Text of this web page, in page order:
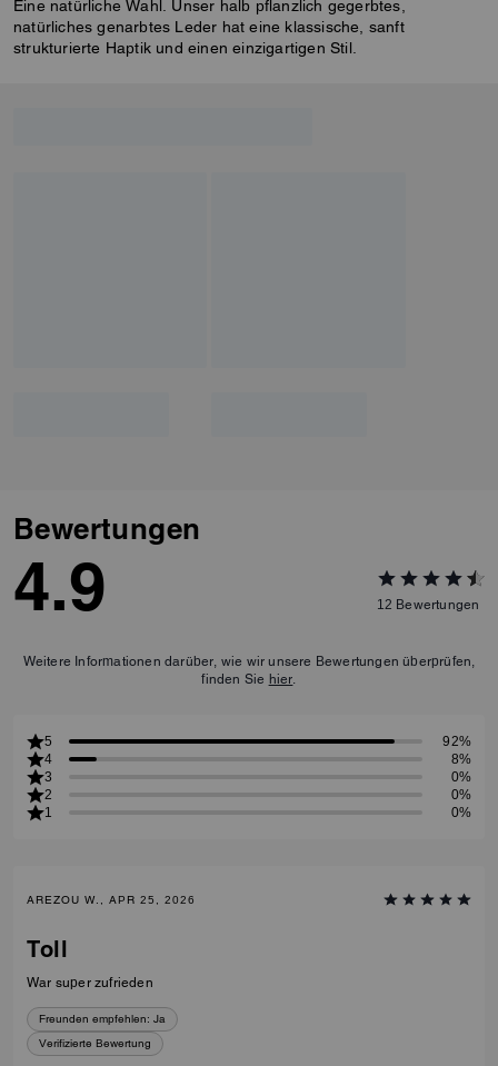
Eine natürliche Wahl. Unser halb pflanzlich gegerbtes,
natürliches genarbtes Leder hat eine klassische, sanft
strukturierte Haptik und einen einzigartigen Stil.
Bewertungen
4.9 12 Bewertungen
Weitere Informationen darüber, wie wir unsere Bewertungen überprüfen,
finden Sie hier
5
92%
4
8%
3
0%
2
0%
1
0%
AREZOU W., APR 25, 2026
Toll
War super zufrieden
Freunden empfehlen: Ja
Verifizierte Bewertung